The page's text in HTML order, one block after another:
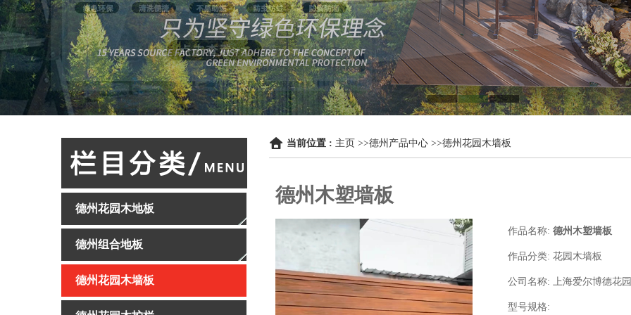
德州花园木地板
德州组合地板
德州花园木墙板
当前位置 : 主页 >>德州产品中心 >>德州花园木墙板
德州木塑墙板
作品名称: 德州木塑墙板
作品分类: 花园木墙板
公司名称: 上海爱尔博德花
型号规格: